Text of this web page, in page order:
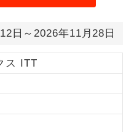
日～2026年11月28日
ス ITT
発可能な個人型プランで